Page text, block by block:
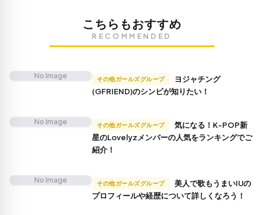
こちらもおすすめ
RECOMMENDED
No Image その他ガールズグループ
(GFRIEND)のシンビが知りたい！
No Image その他ガールズグループ
星のLovelyzメンバーの人気をランキングでご
紹介！
No Image その他ガールズグループ
プロフィールや経歴について詳しくなろう！